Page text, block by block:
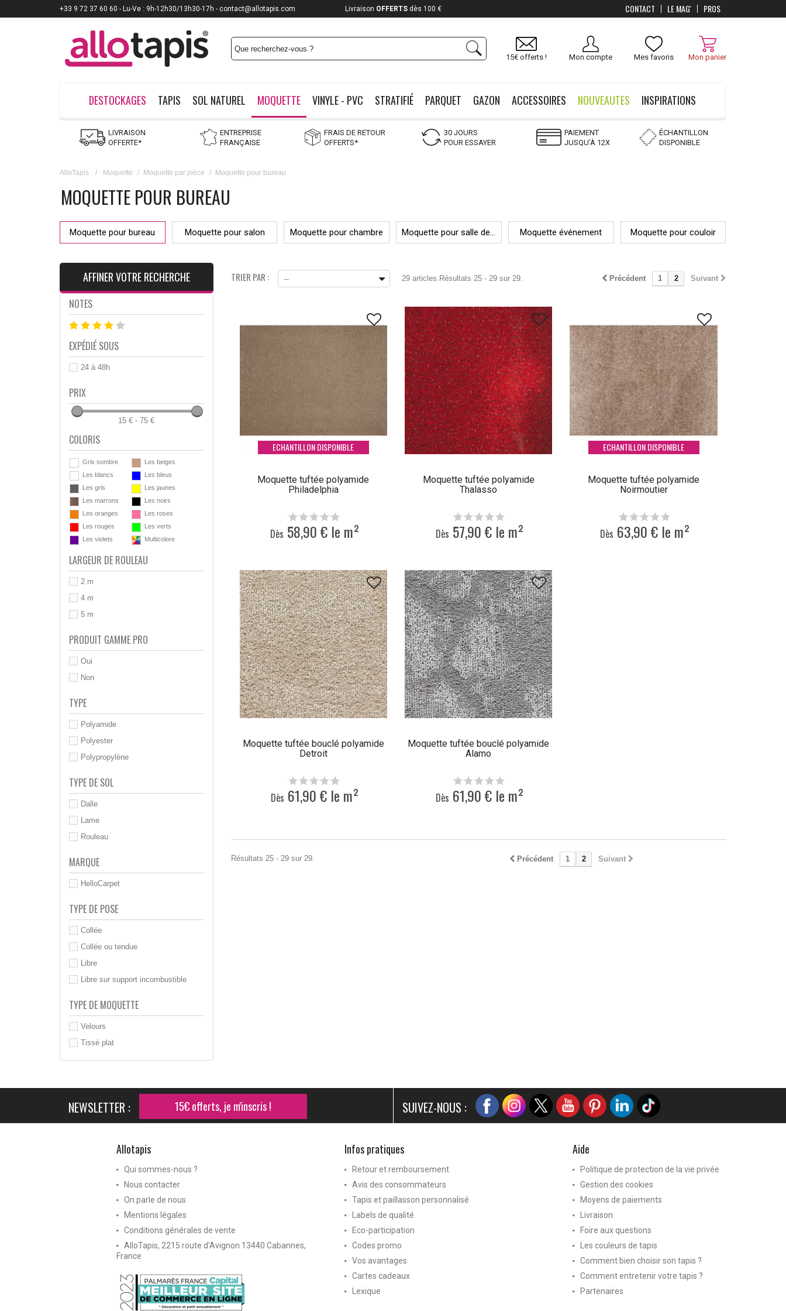
Mon panier
Mes favoris
Mon compte
15€ offerts !
DESTOCKAGES TAPIS SOL NATUREL MOQUETTE VINYLE - PVC STRATIFIÉ PARQUET GAZON ACCESSOIRES NOUVEAUTES INSPIRATIONS
LIVRAISON
OFFERTE*
ENTREPRISE
FRANÇAISE
FRAIS DE RETOUR
OFFERTS*
30 JOURS
POUR ESSAYER
PAIEMENT
JUSQU'À 12X
ÉCHANTILLON
DISPONIBLE
AlloTapis / Moquette / Moquette par pièce / Moquette pour bureau
MOQUETTE POUR BUREAU
Moquette pour bureau Moquette pour salon Moquette pour chambre Moquette pour salle de... Moquette événement Moquette pour couloir
AFFINER VOTRE RECHERCHE
NOTES
EXPÉDIÉ SOUS
24 à 48h
PRIX
15 € - 75 €
COLORIS
Gris sombre
Les beiges
Les blancs
Les bleus
Les gris
Les jaunes
Les marrons
Les noirs
Les oranges
Les roses
Les rouges
Les verts
Les violets
Multicolore
LARGEUR DE ROULEAU
2 m
4 m
5 m
PRODUIT GAMME PRO
Oui
Non
TYPE
Polyamide
Polyester
Polypropylène
TYPE DE SOL
Dalle
Lame
Rouleau
MARQUE
HelloCarpet
TYPE DE POSE
Collée
Collée ou tendue
Libre
Libre sur support incombustible
TYPE DE MOQUETTE
Velours
Tissé plat
TRIER PAR : -- 29 articles. Précédent 1 2 Suivant
Résultats 25 - 29 sur 29.
ECHANTILLON DISPONIBLE
Moquette tuftée polyamide
Philadelphia
Dès 58,90 € le m²
Moquette tuftée polyamide
Thalasso
Dès 57,90 € le m²
ECHANTILLON DISPONIBLE
Moquette tuftée polyamide
Noirmoutier
Dès 63,90 € le m²
Moquette tuftée bouclé polyamide
Detroit
Dès 61,90 € le m²
Moquette tuftée bouclé polyamide
Alamo
Dès 61,90 € le m²
Précédent 1 2 Suivant
Résultats 25 - 29 sur 29.
NEWSLETTER : 15€ offerts, je m'inscris ! SUIVEZ-NOUS :
PROS
LE MAG'
CONTACT
+33 9 72 37 60 60 - Lu-Ve : 9h-12h30/13h30-17h - contact@allotapis.com
Payez jusqu'à12x Livraison OFFERTSdès 100 €
Allotapis
Qui sommes-nous ?
Nous contacter
On parle de nous
Mentions légales
Conditions générales de vente
AlloTapis, 2215 route d'Avignon 13440 Cabannes,
France
Infos pratiques
Retour et remboursement
Avis des consommateurs
Tapis et paillasson personnalisé
Labels de qualité
Eco-participation
Codes promo
Vos avantages
Cartes cadeaux
Lexique
Aide
Politique de protection de la vie privée
Gestion des cookies
Moyens de paiements
Livraison
Foire aux questions
Les couleurs de tapis
Comment bien choisir son tapis ?
Comment entretenir votre tapis ?
Partenaires